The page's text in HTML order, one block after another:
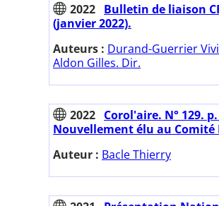
2022 Bulletin de liaison
(janvier 2022).
Auteurs : Durand-Guerrier
Aldon Gilles. Dir.
2022 Corol'aire. N° 129. p.
Nouvellement élu au
Auteur : Bacle Thierry